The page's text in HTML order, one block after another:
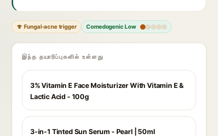
🍄 Fungal-acne trigger Comedogenic Low
இந்த தயாரிப்புகளில் உள்ளது
3% Vitamin E Face Moisturizer With Vitamin E &
Lactic Acid - 100g
3-in-1 Tinted Sun Serum - Pearl | 50ml